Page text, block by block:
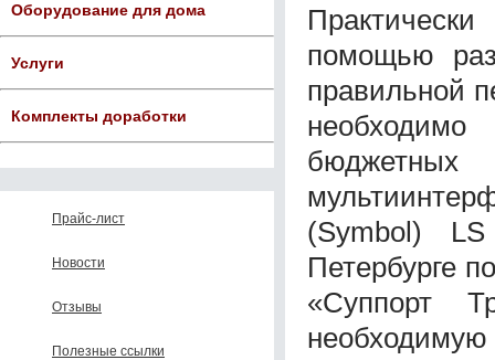
Оборудование для дома
Услуги
Комплекты доработки
Прайс-лист
Новости
Отзывы
Полезные ссылки
помощью
правильной
(Symbol)
Петербурге
«Суппорт
необходимую